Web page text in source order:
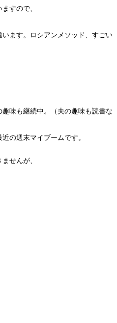
すので、
ます。ロシアンメソッド、すごい
味も継続中。（夫の趣味も読書な
の週末マイブームです。
せんが、